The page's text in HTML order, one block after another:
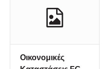
Οικονομικές